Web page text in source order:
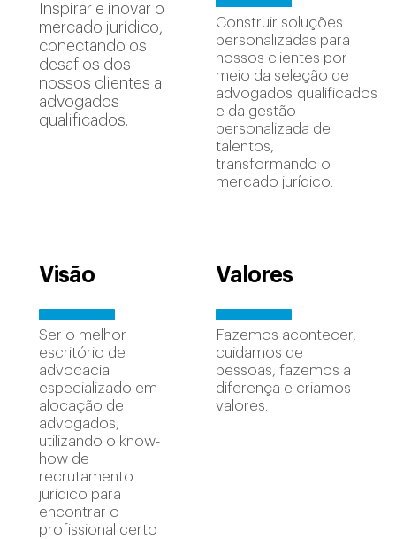
Inspirar e inovar o
mercado jurídico,
conectando os
desafios dos
nossos clientes a
advogados
qualificados.
Construir soluções
personalizadas para
nossos clientes por
meio da seleção de
advogados qualificados
e da gestão
personalizada de
talentos,
transformando o
mercado jurídico.
Visão
Ser o melhor
escritório de
advocacia
especializado em
alocação de
advogados,
utilizando o know-
how de
recrutamento
jurídico para
encontrar o
profissional certo
Valores
Fazemos acontecer,
cuidamos de
pessoas, fazemos a
diferença e criamos
valores.